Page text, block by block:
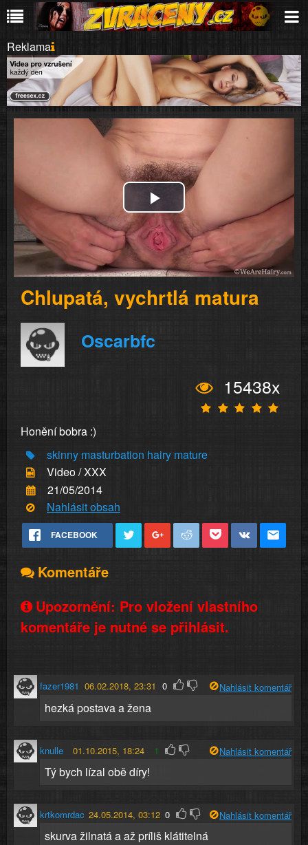
Reklama
Play
Video
Chlupatá, vychrtlá matura
Oscarbfc
15438x
Honění bobra :)
skinny masturbation hairy mature
Video / XXX
21/05/2014
Nahlásit obsah
FACEBOOK
Komentáře
Upozornění: Pro vložení vlastního
komentáře je nutné se přihlásit.
fazer1981 06.02.2018, 23:31 0 Nahlásit komentář
hezká postava a žena
knulle 01.10.2015, 18:24 1 Nahlásit komentář
Tý bych lízal obě díry!
krtkomrdac 24.05.2014, 03:12 0 Nahlásit komentář
skurva žilnatá a až príliš klátitelná